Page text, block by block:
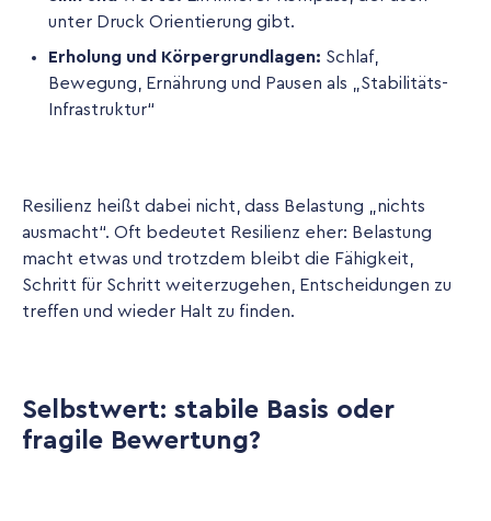
unter Druck Orientierung gibt.
Erholung und Körpergrundlagen: Schlaf,
Bewegung, Ernährung und Pausen als „Stabilitäts-
Infrastruktur“
Resilienz heißt dabei nicht, dass Belastung „nichts
ausmacht“. Oft bedeutet Resilienz eher: Belastung
macht etwas und trotzdem bleibt die Fähigkeit,
Schritt für Schritt weiterzugehen, Entscheidungen zu
treffen und wieder Halt zu finden.
Selbstwert: stabile Basis oder
fragile Bewertung?